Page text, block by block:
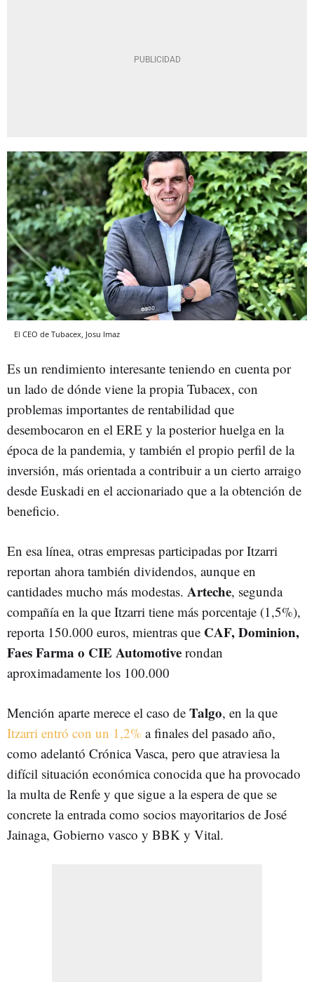
El CEO de Tubacex, Josu Imaz
Es un rendimiento interesante teniendo en cuenta por
un lado de dónde viene la propia Tubacex, con
problemas importantes de rentabilidad que
desembocaron en el ERE y la posterior huelga en la
época de la pandemia, y también el propio perfil de la
inversión, más orientada a contribuir a un cierto arraigo
desde Euskadi en el accionariado que a la obtención de
beneficio.
En esa línea, otras empresas participadas por Itzarri
reportan ahora también dividendos, aunque en
cantidades mucho más modestas. Arteche, segunda
compañía en la que Itzarri tiene más porcentaje (1,5%),
reporta 150.000 euros, mientras que CAF, Dominion,
Faes Farma o CIE Automotive rondan
aproximadamente los 100.000
Mención aparte merece el caso de Talgo, en la que
Itzarri entró con un 1,2% a finales del pasado año,
como adelantó Crónica Vasca, pero que atraviesa la
difícil situación económica conocida que ha provocado
la multa de Renfe y que sigue a la espera de que se
concrete la entrada como socios mayoritarios de José
Jainaga, Gobierno vasco y BBK y Vital.